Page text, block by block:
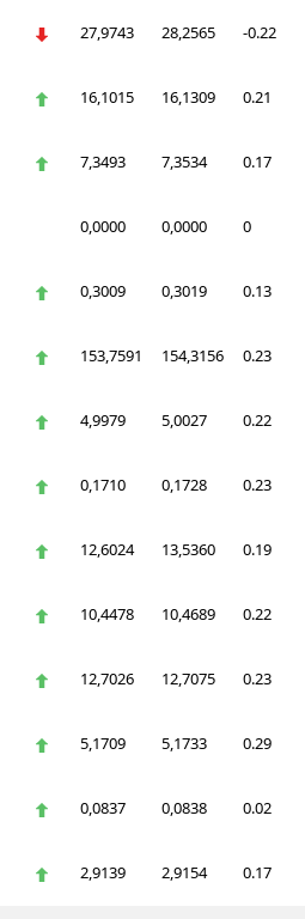
27,9743 28,2565 -0.22
16,1015 16,1309 0.21
7,3493 7,3534 0.17
0,0000 0,0000 0
0,3009 0,3019 0.13
153,7591 154,3156 0.23
4,9979 5,0027 0.22
0,1710 0,1728 0.23
12,6024 13,5360 0.19
10,4478 10,4689 0.22
12,7026 12,7075 0.23
5,1709 5,1733 0.29
0,0837 0,0838 0.02
2,9139 2,9154 0.17